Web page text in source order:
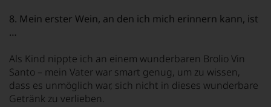
8. Mein erster Wein, an den ich mich erinnern kann, ist
…
Als Kind nippte ich an einem wunderbaren Brolio Vin
Santo – mein Vater war smart genug, um zu wissen,
dass es unmöglich war, sich nicht in dieses wunderbare
Getränk zu verlieben.